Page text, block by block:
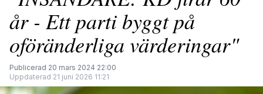
år - Ett parti byggt på
oföränderliga värderingar"
Publicerad 20 mars 2024 22:00
Uppdaterad 21 juni 2026 11:21